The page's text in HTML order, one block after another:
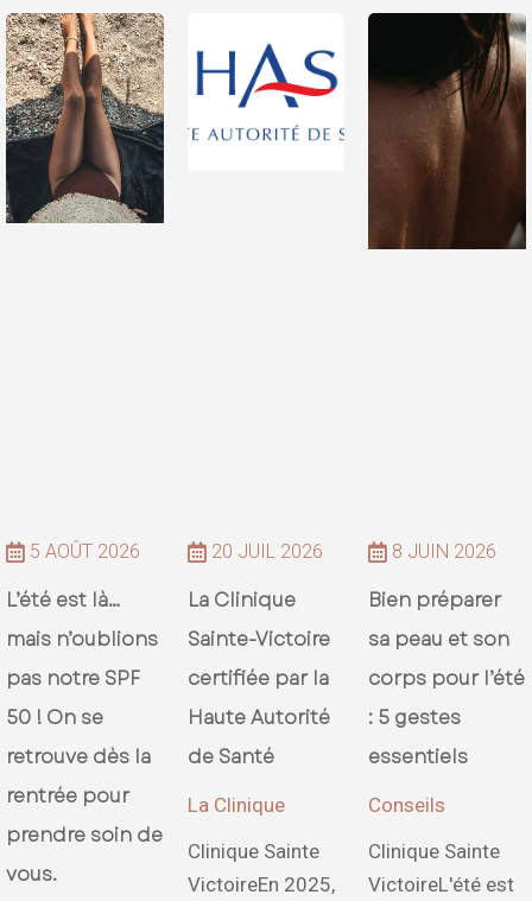
 5 AOÛT 2026
L’été est là…
mais n’oublions
pas notre SPF
50 ! On se
retrouve dès la
rentrée pour
prendre soin de
vous.
 20 JUIL 2026
La Clinique
Sainte-Victoire
certifiée par la
Haute Autorité
de Santé
La Clinique
Clinique Sainte
VictoireEn 2025,
 8 JUIN 2026
Bien préparer
sa peau et son
corps pour l’été
: 5 gestes
essentiels
Conseils
Clinique Sainte
VictoireL'été est